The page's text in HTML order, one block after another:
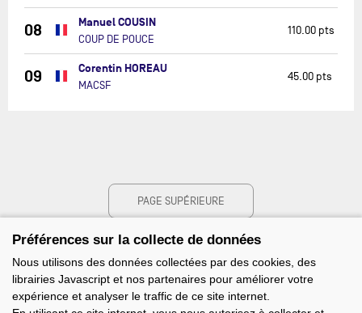
08 Manuel COUSIN
COUP DE POUCE
110.00 pts
09 Corentin HOREAU
MACSF
45.00 pts
PAGE SUPÉRIEURE
Préférences sur la collecte de données
Nous utilisons des données collectées par des cookies, des
librairies Javascript et nos partenaires pour améliorer votre
expérience et analyser le traffic de ce site internet.